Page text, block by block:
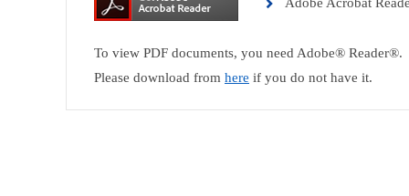
To view PDF documents, you need Adobe® Reader®.
Please download from here if you do not have it.